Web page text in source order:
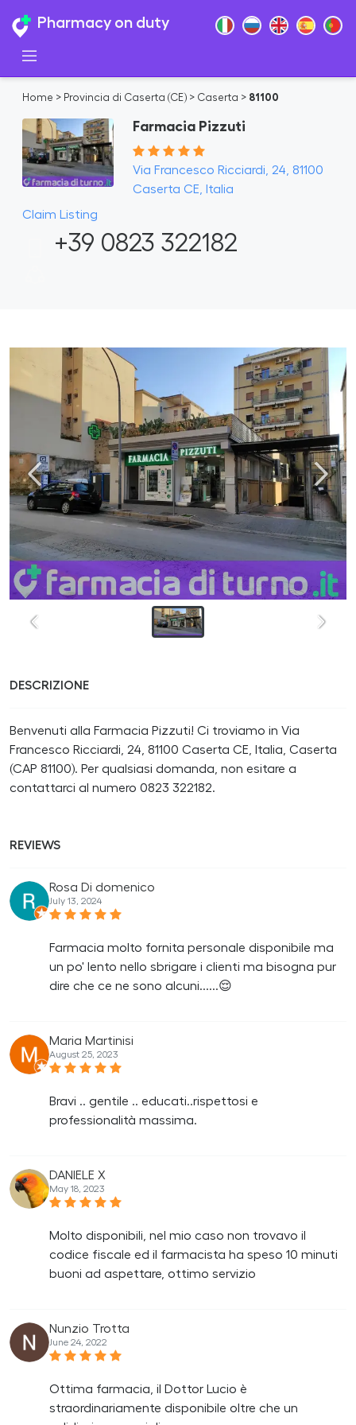
Pharmacy on duty
Home > Provincia di Caserta (CE) > Caserta > 81100
Farmacia Pizzuti
Via Francesco Ricciardi, 24, 81100
Caserta CE, Italia
Claim Listing
+39 0823 322182
DESCRIZIONE
Benvenuti alla Farmacia Pizzuti! Ci troviamo in Via
Francesco Ricciardi, 24, 81100 Caserta CE, Italia, Caserta
(CAP 81100). Per qualsiasi domanda, non esitare a
contattarci al numero 0823 322182.
REVIEWS
Rosa Di domenico
July 13, 2024
Farmacia molto fornita personale disponibile ma
un po' lento nello sbrigare i clienti ma bisogna pur
dire che ce ne sono alcuni......😌
Maria Martinisi
August 25, 2023
Bravi .. gentile .. educati..rispettosi e
professionalità massima.
DANIELE X
May 18, 2023
Molto disponibili, nel mio caso non trovavo il
codice fiscale ed il farmacista ha speso 10 minuti
buoni ad aspettare, ottimo servizio
Nunzio Trotta
June 24, 2022
Ottima farmacia, il Dottor Lucio è
straordinariamente disponibile oltre che un